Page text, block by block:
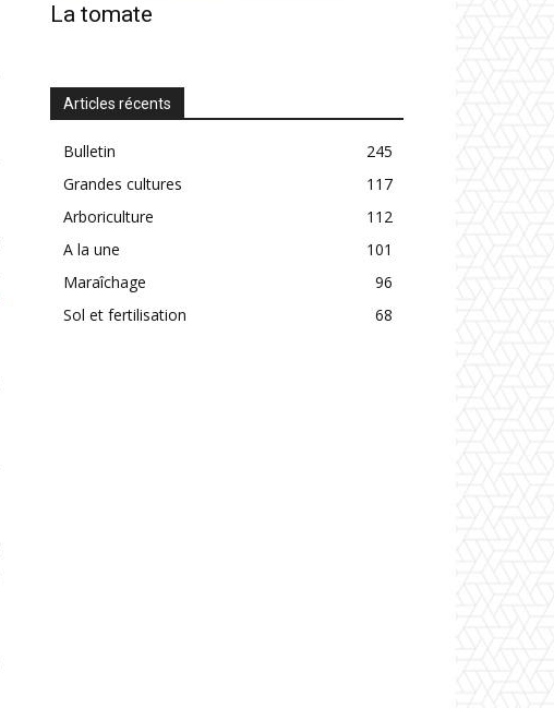
La tomate
Articles récents
Bulletin
245
Grandes cultures
117
Arboriculture
112
A la une
101
Maraîchage
96
Sol et fertilisation
68